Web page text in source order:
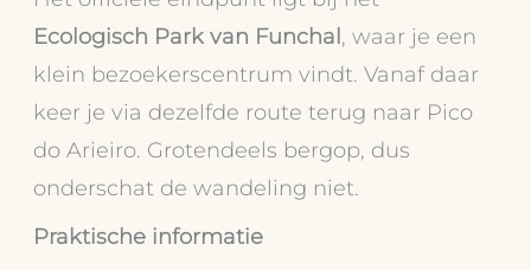
Ecologisch Park van Funchal, waar je een
klein bezoekerscentrum vindt. Vanaf daar
keer je via dezelfde route terug naar Pico
do Arieiro. Grotendeels bergop, dus
onderschat de wandeling niet.
Praktische informatie